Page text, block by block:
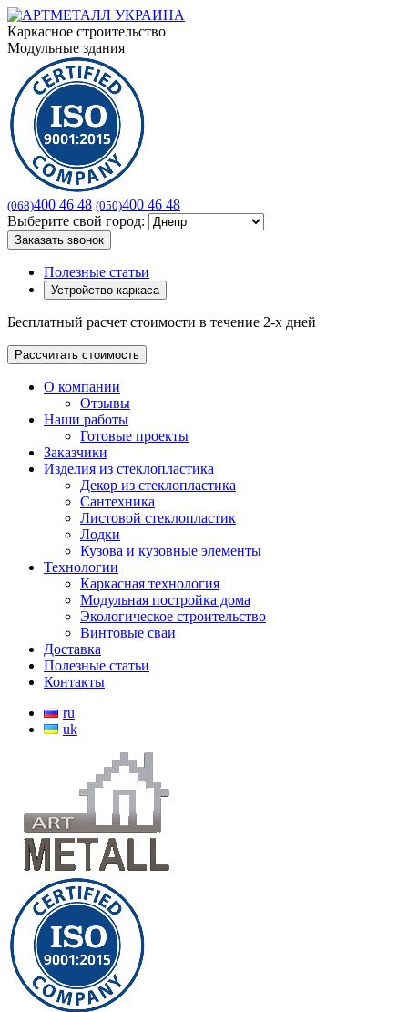
Каркасное строительство
Модульные здания
(068)400 46 48 (050)400 46 48
Выберите свой город:
Заказать звонок
Полезные статьи
Устройство каркаса
Бесплатный расчет стоимости в течение 2-х дней
Рассчитать стоимость
О компании
Отзывы
Наши работы
Готовые проекты
Заказчики
Изделия из стеклопластика
Декор из стеклопластика
Сантехника
Листовой стеклопластик
Лодки
Кузова и кузовные элементы
Технологии
Каркасная технология
Модульная постройка дома
Экологическое строительство
Винтовые сваи
Доставка
Полезные статьи
Контакты
ru
uk